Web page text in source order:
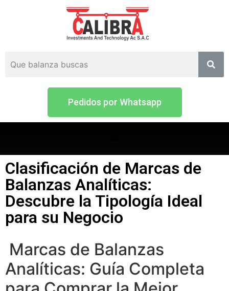
Pedidos por Whatsapp
Clasificación de Marcas de
Balanzas Analíticas:
Descubre la Tipología Ideal
para su Negocio
Marcas de Balanzas
Analíticas: Guía Completa